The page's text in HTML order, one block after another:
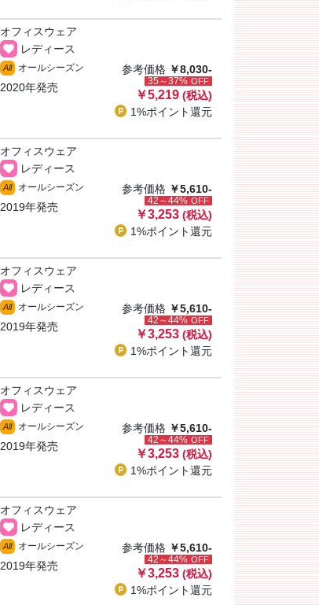
オフィスウェア
レディース
All オールシーズン
2020年発売
参考価格 ￥8,030-
35～37% OFF
￥5,219 (税込)
1%ポイント還元
オフィスウェア
レディース
All オールシーズン
2019年発売
参考価格 ￥5,610-
42～44% OFF
￥3,253 (税込)
1%ポイント還元
オフィスウェア
レディース
All オールシーズン
2019年発売
参考価格 ￥5,610-
42～44% OFF
￥3,253 (税込)
1%ポイント還元
オフィスウェア
レディース
All オールシーズン
2019年発売
参考価格 ￥5,610-
42～44% OFF
￥3,253 (税込)
1%ポイント還元
オフィスウェア
レディース
All オールシーズン
2019年発売
参考価格 ￥5,610-
42～44% OFF
￥3,253 (税込)
1%ポイント還元